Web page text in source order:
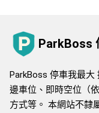
ParkBoss
ParkBoss 停車我最
邊車位、即時空位（
方式等。 本網站不隸